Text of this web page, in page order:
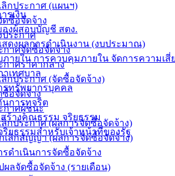
ลิกประกาศ (แผนฯ)
ซื้อจัดจ้าง
ประกาศ
กาศจัดซื้อจัดจ้าง
กาศราคากลาง
ลิกประกาศ (จัดซื้อจัดจ้าง)
อจัดจ้าง
กาศผู้ชนะ
ลิกประกาศ (ผลการจัดซื้อจัดจ้าง)
เลิกสัญญา (ผลการจัดซื้อจัดจ้าง)
รดำเนินการจัดซื้อจัดจ้าง
ผลจัดซื้อจัดจ้าง (รายเดือน)
รเงิน
องผู้สอบบัญชี สตง.
สดงผลการดำเนินงาน (งบประมาณ)
ภายใน การควบคุมภายใน จัดการความเสี่
เทศบาล
รทรัพยากรบุคคล
นการทุจริต
สร้างคุณธรรม จริยธรรม
ริยธรรมสำหรับเจ้าหน้าที่ของรัฐ